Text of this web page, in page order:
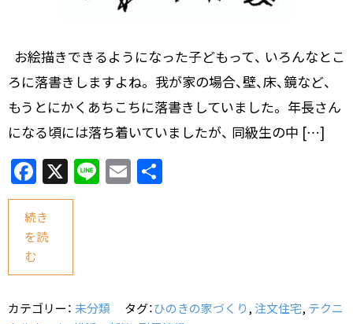
お絵描きできるようになった子どもって、 いろんなとこ
ろに落書きしますよね。 我が家の場合、壁、床、鏡など、
もうとにかくあちこちに落書きしていました。 年長さん
になる頃には落ち着いていましたが、 同級生の中 […]
F
a
c
e
b
o
X Li
n
E
m
続き
を読
む
カテゴリー： 未分類 タグ：ひのきの家づくり,注文住宅, テクニ